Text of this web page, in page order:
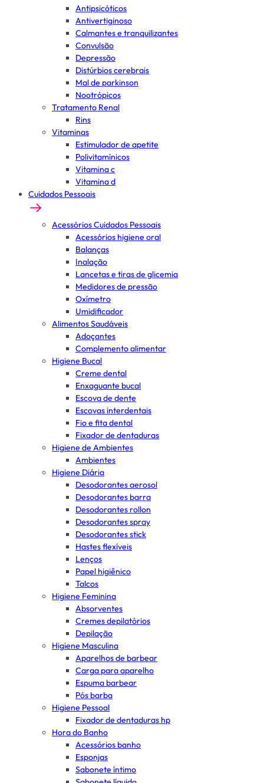
Antipsicóticos
Antivertiginoso
Calmantes e tranquilizantes
Convulsão
Depressão
Distúrbios cerebrais
Mal de parkinson
Nootrópicos
Tratamento Renal
Rins
Vitaminas
Estimulador de apetite
Polivitamínicos
Vitamina c
Vitamina d
Cuidados Pessoais
Acessórios Cuidados Pessoais
Acessórios higiene oral
Balanças
Inalação
Lancetas e tiras de glicemia
Medidores de pressão
Oxímetro
Umidificador
Alimentos Saudáveis
Adoçantes
Complemento alimentar
Higiene Bucal
Creme dental
Enxaguante bucal
Escova de dente
Escovas interdentais
Fio e fita dental
Fixador de dentaduras
Higiene de Ambientes
Ambientes
Higiene Diária
Desodorantes aerosol
Desodorantes barra
Desodorantes rollon
Desodorantes spray
Desodorantes stick
Hastes flexíveis
Lenços
Papel higiênico
Talcos
Higiene Feminina
Absorventes
Cremes depilatórios
Depilação
Higiene Masculina
Aparelhos de barbear
Carga para aparelho
Espuma barbear
Pós barba
Higiene Pessoal
Fixador de dentaduras hp
Hora do Banho
Acessórios banho
Esponjas
Sabonete íntimo